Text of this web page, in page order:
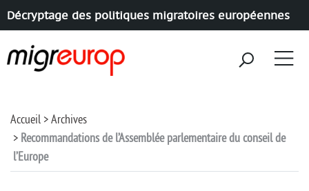
Décryptage des politiques migratoires européennes
Accueil
Archives
Recommandations de l’Assemblée parlementaire du conseil de
l’Europe